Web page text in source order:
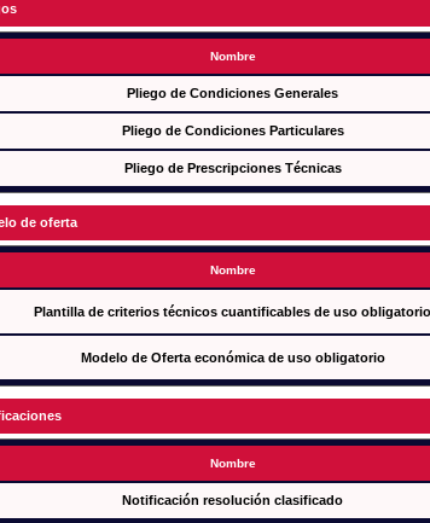
Nombre
Pliego de Condiciones Generales
Pliego de Condiciones Particulares
Pliego de Prescripciones Técnicas
de oferta
Nombre
Plantilla de criterios técnicos cuantificables de uso obligatorio
Modelo de Oferta económica de uso obligatorio
Nombre
Notificación resolución clasificado